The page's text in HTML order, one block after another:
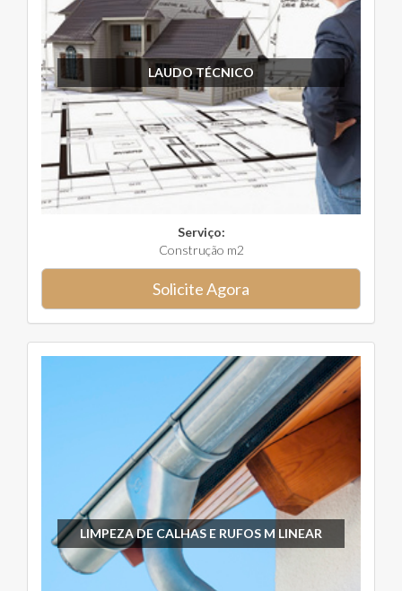
LAUDO TÉCNICO
Serviço:
Construção m2
Solicite Agora
LIMPEZA DE CALHAS E RUFOS M LINEAR